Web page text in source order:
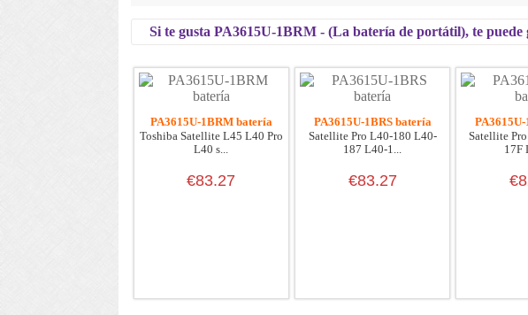
Si te gusta PA3615U-1BRM - (La batería de portátil), te puede
PA3615U-1BRM batería
Toshiba Satellite L45 L40 Pro
L40 s...
€83.27
PA3615U-1BRS batería
Satellite Pro L40-180 L40-
187 L40-1...
€83.27
Satellite
17F